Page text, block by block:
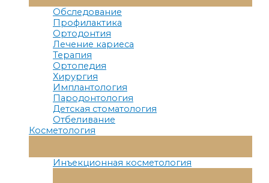
Меню
Обследование
Профилактика
Ортодонтия
Лечение кариеса
Терапия
Ортопедия
Хирургия
Имплантология
Пародонтология
Детская стоматология
Отбеливание
Косметология
Меню
Инъекционная косметология